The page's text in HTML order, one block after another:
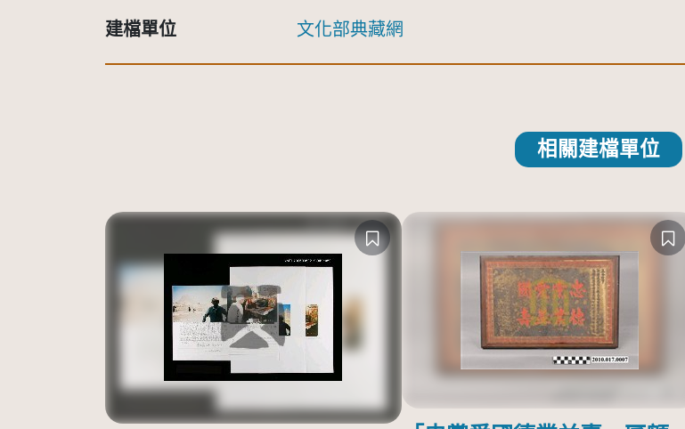
建檔單位 文化部典藏網
相關建檔單位